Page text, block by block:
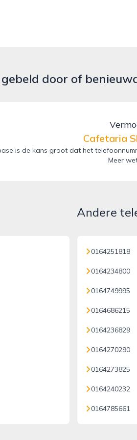
gebeld door of
Cafetaria
is de kans groot dat het
Meer
Andere
0164251818
0164234800
0164749995
0164686215
0164236829
0164270290
0164273825
0164240232
0164785661